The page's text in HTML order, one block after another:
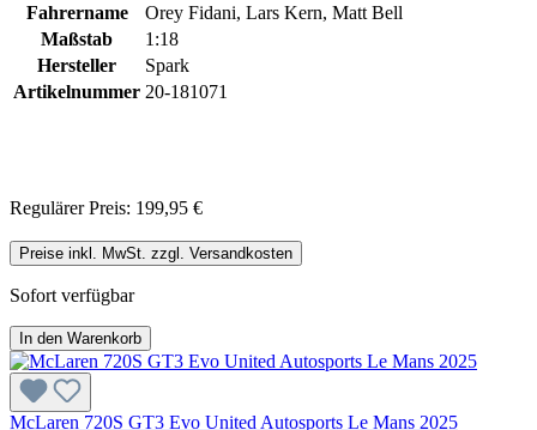
Fahrername
Orey Fidani, Lars Kern, Matt Bell
Maßstab
1:18
Hersteller
Spark
Artikelnummer 20-181071
Regulärer Preis: 199,95 €
Preise inkl. MwSt. zzgl. Versandkosten
Sofort verfügbar
In den Warenkorb
McLaren 720S GT3 Evo United Autosports Le Mans 2025